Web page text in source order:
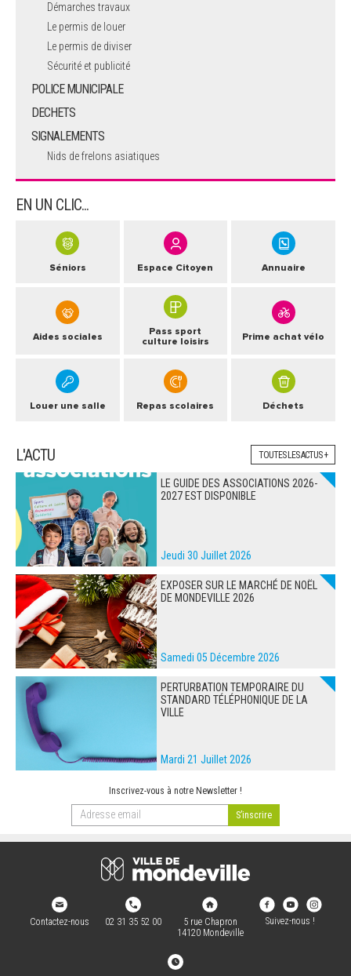
Démarches travaux
Le permis de louer
Le permis de diviser
Sécurité et publicité
POLICE MUNICIPALE
DECHETS
SIGNALEMENTS
Nids de frelons asiatiques
EN UN CLIC...
Séniors Espace Citoyen Annuaire
Aides sociales
Pass sport
culture loisirs
Prime achat vélo
Louer une salle Repas scolaires Déchets
L'ACTU TOUTES LES ACTUS +
LE GUIDE DES ASSOCIATIONS 2026-
2027 EST DISPONIBLE
Jeudi 30 Juillet 2026
EXPOSER SUR LE MARCHÉ DE NOËL
DE MONDEVILLE 2026
Samedi 05 Décembre 2026
PERTURBATION TEMPORAIRE DU
STANDARD TÉLÉPHONIQUE DE LA
VILLE
Mardi 21 Juillet 2026
Inscrivez-vous à notre Newsletter !
Contactez-nous 02 31 35 52 00
5 rue Chapron
14120 Mondeville
Suivez-nous !